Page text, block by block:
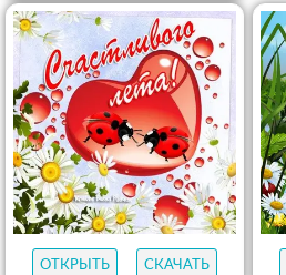
ОТКРЫТЬ СКАЧАТЬ